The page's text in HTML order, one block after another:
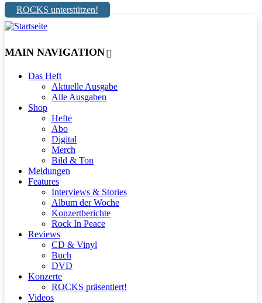
ROCKS unterstützen!
MAIN NAVIGATION
Das Heft
Aktuelle Ausgabe
Alle Ausgaben
Shop
Hefte
Abo
Digital
Merch
Bild & Ton
Meldungen
Features
Interviews & Stories
Album der Woche
Konzertberichte
Rock In Peace
Reviews
CD & Vinyl
Buch
DVD
Konzerte
ROCKS präsentiert!
Videos